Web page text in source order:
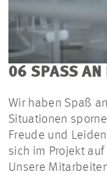
06 SPASS AN
Wir haben Spaß
Situationen
Freude und
sich im Projekt
Unsere